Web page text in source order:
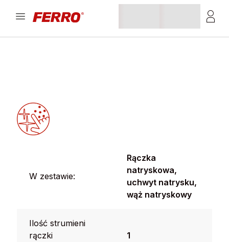
W zestawie:
Rączka
natryskowa,
uchwyt natrysku,
wąż natryskowy
Ilość strumieni
rączki
1